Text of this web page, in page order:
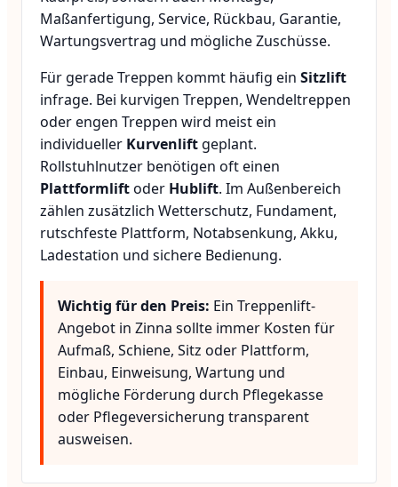
Maßanfertigung, Service, Rückbau, Garantie,
Wartungsvertrag und mögliche Zuschüsse.
Für gerade Treppen kommt häufig ein Sitzlift
infrage. Bei kurvigen Treppen, Wendeltreppen
oder engen Treppen wird meist ein
individueller Kurvenlift geplant.
Rollstuhlnutzer benötigen oft einen
Plattformliftoder Hublift. Im Außenbereich
zählen zusätzlich Wetterschutz, Fundament,
rutschfeste Plattform, Notabsenkung, Akku,
Ladestation und sichere Bedienung.
Wichtig für den Preis: Ein Treppenlift-
Angebot in Zinna sollte immer Kosten für
Aufmaß, Schiene, Sitz oder Plattform,
Einbau, Einweisung, Wartung und
mögliche Förderung durch Pflegekasse
oder Pflegeversicherung transparent
ausweisen.